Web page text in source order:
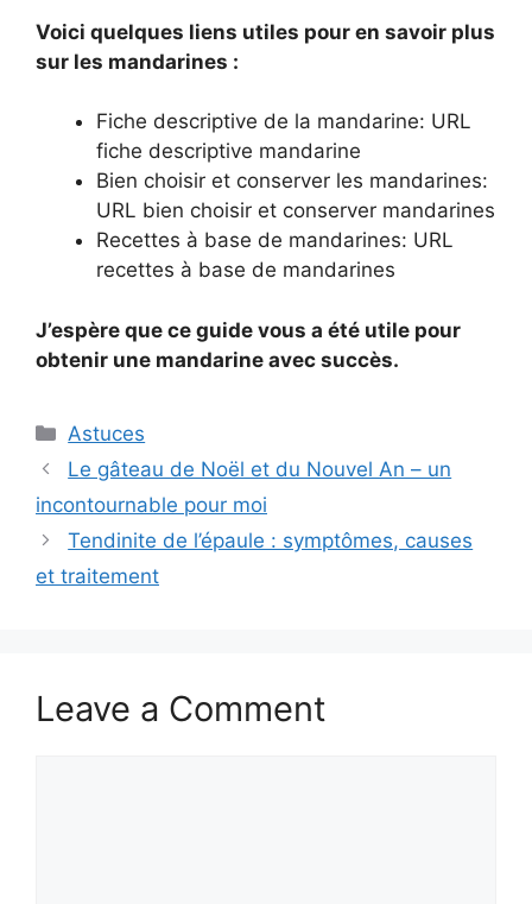
Voici quelques liens utiles pour en savoir plus
sur les mandarines :
Fiche descriptive de la mandarine: URL
fiche descriptive mandarine
Bien choisir et conserver les mandarines:
URL bien choisir et conserver mandarines
Recettes à base de mandarines: URL
recettes à base de mandarines
J’espère que ce guide vous a été utile pour
obtenir une mandarine avec succès.
Categories
Astuces
Le gâteau de Noël et du Nouvel An – un
incontournable pour moi
Tendinite de l’épaule : symptômes, causes
et traitement
Leave a Comment